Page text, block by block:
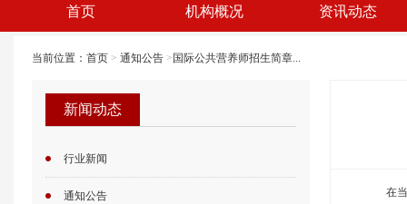
首页 机构概况 资讯动态
当前位置： 首页 > 通知公告 > 国际公共营养师招生简章...
新闻动态
行业新闻
通知公告
在当